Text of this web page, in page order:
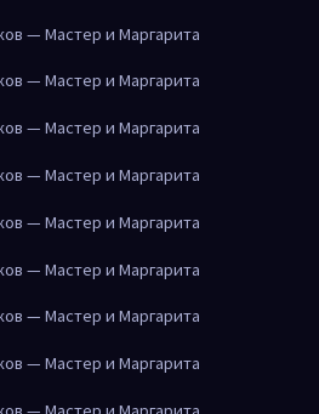
— Мастер и Маргарита
— Мастер и Маргарита
— Мастер и Маргарита
— Мастер и Маргарита
— Мастер и Маргарита
— Мастер и Маргарита
— Мастер и Маргарита
— Мастер и Маргарита